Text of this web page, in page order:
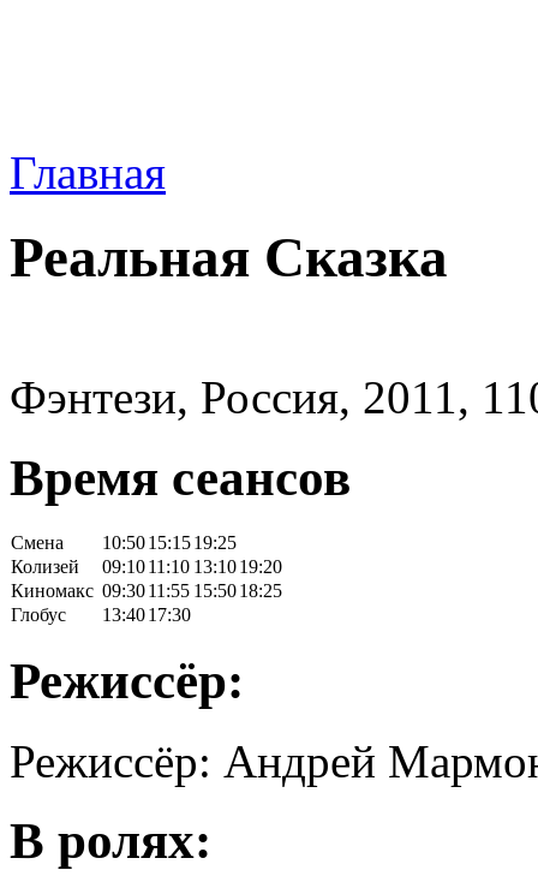
Главная
Реальная Сказка
Фэнтези, Россия, 2011,
Время сеансов
Смена 10:5015:1519:25
Колизей
09:1011:10 13:1019:20
Киномакс 09:3011:55 15:5018:25
Глобус
13:4017:30
Режиссёр:
Режиссёр: Андрей
В ролях: